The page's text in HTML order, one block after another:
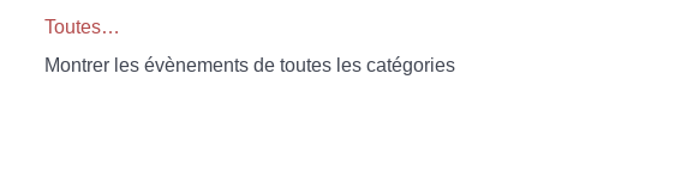
Toutes…
Montrer les évènements de toutes les catégories